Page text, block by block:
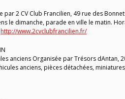
par 2 CV Club Francilien, 49 rue des
le dimanche, parade en ville le matin.
http://www.2cvclubfrancilien.fr/
anciens Organisée par Trésors dAntan,
anciens, pièces détachées,